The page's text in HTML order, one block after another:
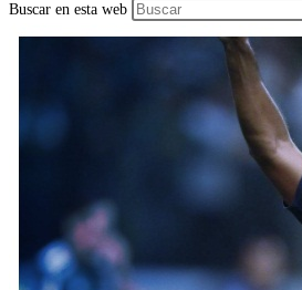
Buscar en esta web